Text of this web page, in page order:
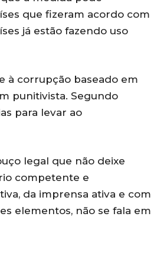
que fizeram acordo com
já estão fazendo uso
à corrupção baseado em
punitivista. Segundo
para levar ao
legal que não deixe
competente e
da imprensa ativa e com
elementos, não se fala em